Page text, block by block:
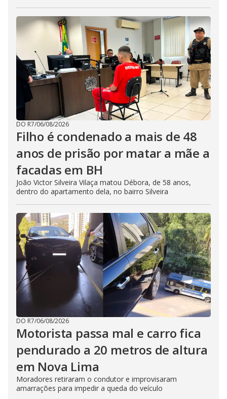
DO R7/06/08/2026
Filho é condenado a mais de 48
anos de prisão por matar a mãe a
facadas em BH
João Victor Silveira Vilaça matou Débora, de 58 anos,
dentro do apartamento dela, no bairro Silveira
DO R7/06/08/2026
Motorista passa mal e carro fica
pendurado a 20 metros de altura
em Nova Lima
Moradores retiraram o condutor e improvisaram
amarrações para impedir a queda do veículo